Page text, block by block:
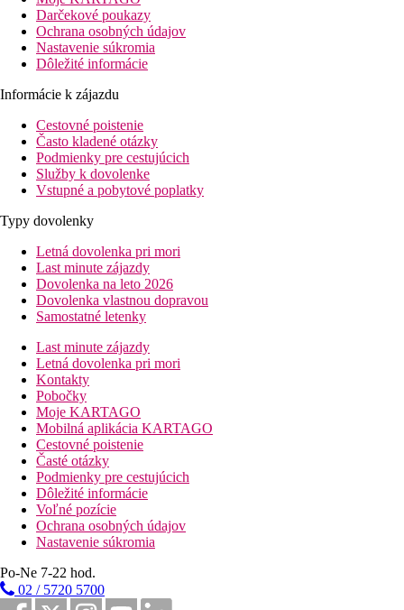
Darčekové poukazy
Ochrana osobných údajov
Nastavenie súkromia
Dôležité informácie
Informácie k zájazdu
Cestovné poistenie
Často kladené otázky
Podmienky pre cestujúcich
Služby k dovolenke
Vstupné a pobytové poplatky
Typy dovolenky
Letná dovolenka pri mori
Last minute zájazdy
Dovolenka na leto 2026
Dovolenka vlastnou dopravou
Samostatné letenky
Last minute zájazdy
Letná dovolenka pri mori
Kontakty
Pobočky
Moje KARTAGO
Mobilná aplikácia KARTAGO
Cestovné poistenie
Časté otázky
Podmienky pre cestujúcich
Dôležité informácie
Voľné pozície
Ochrana osobných údajov
Nastavenie súkromia
Po-Ne 7-22 hod.
02 / 5720 5700